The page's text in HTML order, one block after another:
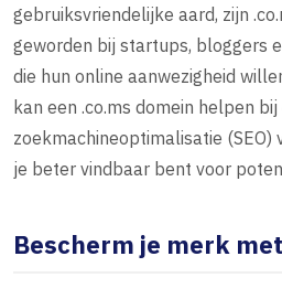
gebruiksvriendelijke aard, zijn
geworden bij startups, bloggers
die hun online aanwezigheid
kan een .co.ms domein helpen bij
zoekmachineoptimalisatie (SEO)
je beter vindbaar bent voor
Bescherm je merk met